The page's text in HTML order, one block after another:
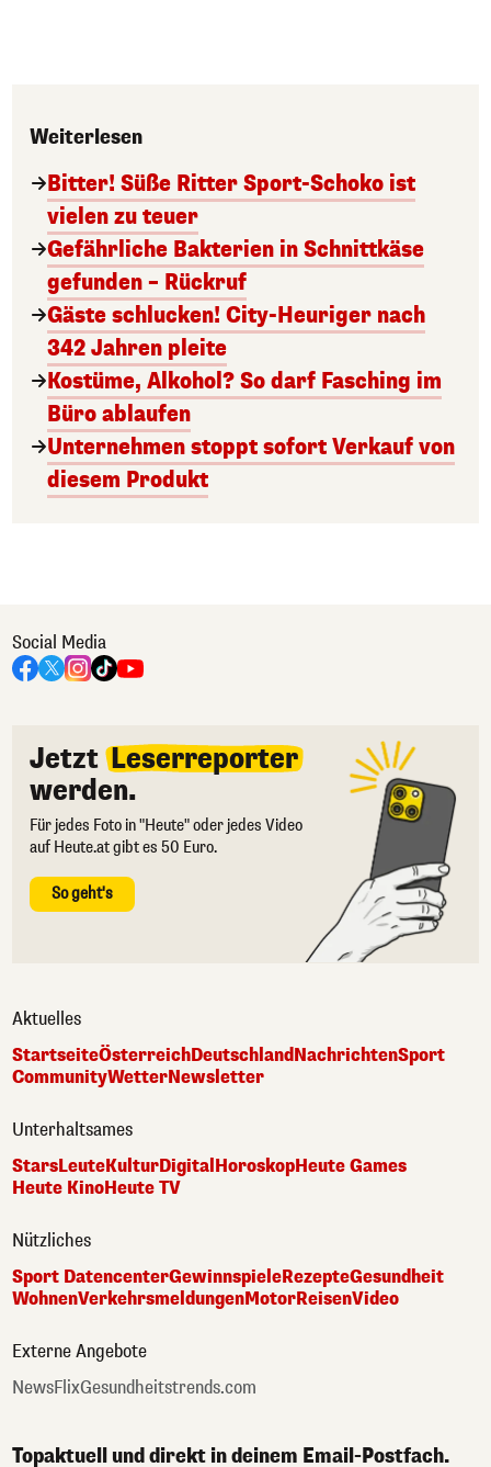
Weiterlesen
Bitter! Süße Ritter Sport-Schoko ist
vielen zu teuer
Gefährliche Bakterien in Schnittkäse
gefunden – Rückruf
Gäste schlucken! City-Heuriger nach
342 Jahren pleite
Kostüme, Alkohol? So darf Fasching im
Büro ablaufen
Unternehmen stoppt sofort Verkauf von
diesem Produkt
Social Media
Jetzt Leserreporter
werden.
Für jedes Foto in "Heute" oder jedes Video
auf Heute.at gibt es 50 Euro.
So geht's
Aktuelles
StartseiteÖsterreichDeutschlandNachrichtenSport
CommunityWetterNewsletter
Unterhaltsames
StarsLeuteKulturDigital HoroskopHeute Games
Heute KinoHeute TV
Nützliches
Sport DatencenterGewinnspieleRezepteGesundheit
WohnenVerkehrsmeldungenMotorReisenVideo
Externe Angebote
NewsFlixGesundheitstrends.com
Topaktuell und direkt in deinem Email-Postfach.